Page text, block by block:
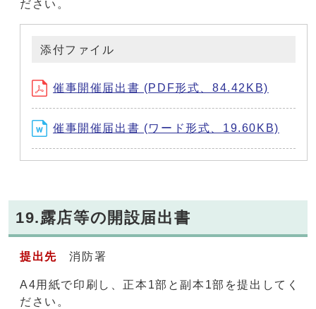
ださい。
添付ファイル
催事開催届出書 (PDF形式、84.42KB)
催事開催届出書 (ワード形式、19.60KB)
19.露店等の開設届出書
提出先消防署
A4用紙で印刷し、正本1部と副本1部を提出してく
ださい。